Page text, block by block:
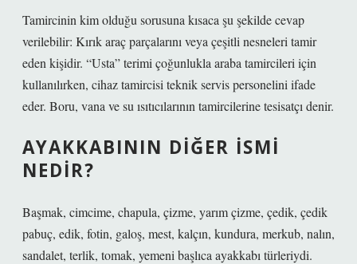
Tamircinin kim olduğu sorusuna kısaca şu şekilde cevap
verilebilir: Kırık araç parçalarını veya çeşitli nesneleri tamir
eden kişidir. “Usta” terimi çoğunlukla araba tamircileri için
kullanılırken, cihaz tamircisi teknik servis personelini ifade
eder. Boru, vana ve su ısıtıcılarının tamircilerine tesisatçı denir.
AYAKKABININ DIĞER ISMI
NEDIR?
Başmak, cimcime, chapula, çizme, yarım çizme, çedik, çedik
pabuç, edik, fotin, galoş, mest, kalçın, kundura, merkub, nalın,
sandalet, terlik, tomak, yemeni başlıca ayakkabı türleriydi.